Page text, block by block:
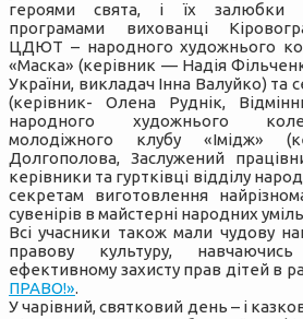
героями свята, і їх залюбки
програмами вихованці
ЦДЮТ – народного художнього
«Маска» (керівник — Надія
України, викладач Інна Валуйко) та
(керівник- Олена Руднік,
народного художнього
молодіжного клубу «Імідж»
Долгополова, Заслужений
керівники та гуртківці відділу
секретам виготовлення
сувенірів в майстерні народних
Всі учасники також мали чудову
правову культуру,
ефективному захисту прав дітей в
ПРАВО!».
У чарівний, святковий день – і